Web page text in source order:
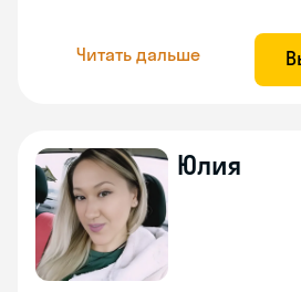
Читать дальше
Юлия